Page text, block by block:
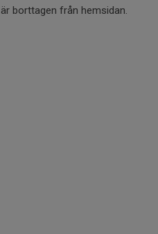
borttagen från hemsidan.